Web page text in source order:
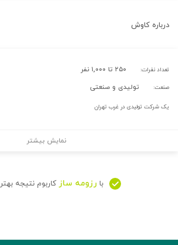
درباره کاوش
تعداد نفرات: ۲۵۰ تا ۱,۰۰۰ نفر
صنعت: تولیدی و صنعتی
یک شرکت تولیدی در غرب تهران
نمایش بیشتر
با رزومه ساز کاربوم نتیجه